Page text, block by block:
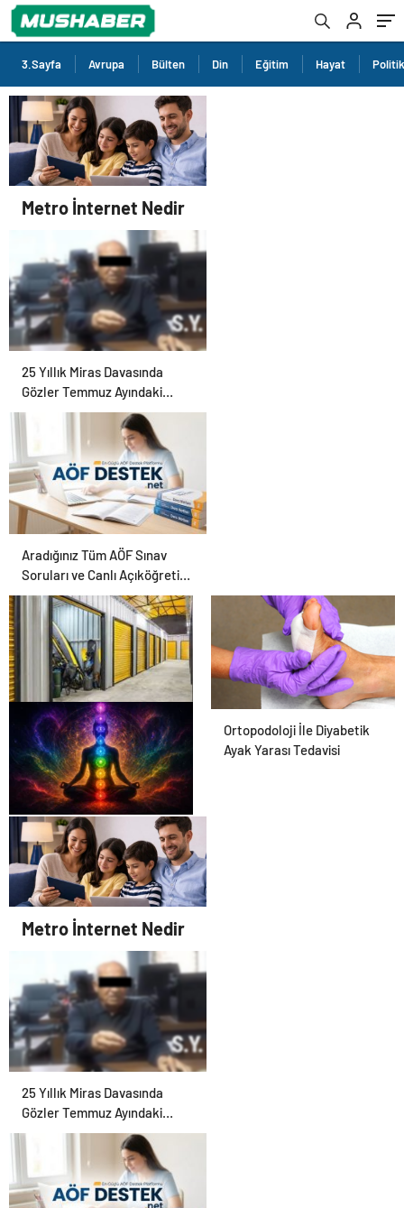
3.Sayfa Avrupa Bülten Din Eğitim Hayat
Metro İnternet Nedir
25 Yıllık Miras Davasında
Gözler Temmuz Ayındaki
Karar Duruşmasına Çevrildi
Aradığınız Tüm AÖF Sınav
Soruları ve Canlı Açıköğretim
Forumu Burada
Eşya Depolama Rehberi
Ortopodoloji İle Diyabetik
Ayak Yarası Tedavisi
Zihnin Gizemli Sınırları ve
Ötesi : Nasılnedir.com
Metro İnternet Nedir
25 Yıllık Miras Davasında
Gözler Temmuz Ayındaki
Karar Duruşmasına Çevrildi